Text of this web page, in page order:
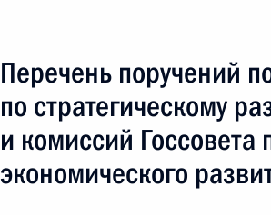
В законодательство внесены
обезличенных персональных
Перечень поручений
по стратегическому
и комиссий
экономического